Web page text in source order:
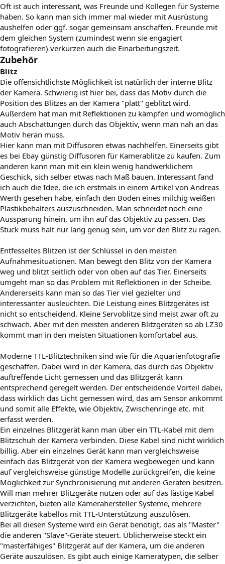
Oft ist auch interessant, was Freunde und Kollegen für Systeme
haben. So kann man sich immer mal wieder mit Ausrüstung
aushelfen oder ggf. sogar gemeinsam anschaffen. Freunde mit
dem gleichen System (zumindest wenn sie engagiert
fotografieren) verkürzen auch die Einarbeitungszeit.
Zubehör
Blitz
Die offensichtlichste Möglichkeit ist natürlich der interne Blitz
der Kamera. Schwierig ist hier bei, dass das Motiv durch die
Position des Blitzes an der Kamera "platt" geblitzt wird.
Außerdem hat man mit Reflektionen zu kämpfen und womöglich
auch Abschattungen durch das Objektiv, wenn man nah an das
Motiv heran muss.
Hier kann man mit Diffusoren etwas nachhelfen. Einerseits gibt
es bei Ebay günstig Diffusoren für Kamerablitze zu kaufen. Zum
anderen kann man mit ein klein wenig handwerklichem
Geschick, sich selber etwas nach Maß bauen. Interessant fand
ich auch die Idee, die ich erstmals in einem Artikel von Andreas
Werth gesehen habe, einfach den Boden eines milchig weißen
Plastikbehälters auszuschneiden. Man schneidet noch eine
Aussparung hinein, um ihn auf das Objektiv zu passen. Das
Stück muss halt nur lang genug sein, um vor den Blitz zu ragen.
Entfesseltes Blitzen ist der Schlüssel in den meisten
Aufnahmesituationen. Man bewegt den Blitz von der Kamera
weg und blitzt seitlich oder von oben auf das Tier. Einerseits
umgeht man so das Problem mit Reflektionen in der Scheibe.
Andererseits kann man so das Tier viel gezielter und
interessanter ausleuchten. Die Leistung eines Blitzgerätes ist
nicht so entscheidend. Kleine Servoblitze sind meist zwar oft zu
schwach. Aber mit den meisten anderen Blitzgeräten so ab LZ30
kommt man in den meisten Situationen komfortabel aus.
Moderne TTL-Blitztechniken sind wie für die Aquarienfotografie
geschaffen. Dabei wird in der Kamera, das durch das Objektiv
auftreffende Licht gemessen und das Blitzgerät kann
entsprechend geregelt werden. Der entscheidende Vorteil dabei,
dass wirklich das Licht gemessen wird, das am Sensor ankommt
und somit alle Effekte, wie Objektiv, Zwischenringe etc. mit
erfasst werden.
Ein einzelnes Blitzgerät kann man über ein TTL-Kabel mit dem
Blitzschuh der Kamera verbinden. Diese Kabel sind nicht wirklich
billig. Aber ein einzelnes Gerät kann man vergleichsweise
einfach das Blitzgerät von der Kamera wegbewegen und kann
auf vergleichsweise günstige Modelle zurückgreifen, die keine
Möglichkeit zur Synchronisierung mit anderen Geräten besitzen.
Will man mehrer Blitzgeräte nutzen oder auf das lästige Kabel
verzichten, bieten alle Kamerahersteller Systeme, mehrere
Blitzgeräte kabellos mit TTL-Unterstützung auszulösen.
Bei all diesen Systeme wird ein Gerät benötigt, das als "Master"
die anderen "Slave"-Geräte steuert. Üblicherweise steckt ein
"masterfähiges" Blitzgerät auf der Kamera, um die anderen
Geräte auszulösen. Es gibt auch einige Kameratypen, die selber